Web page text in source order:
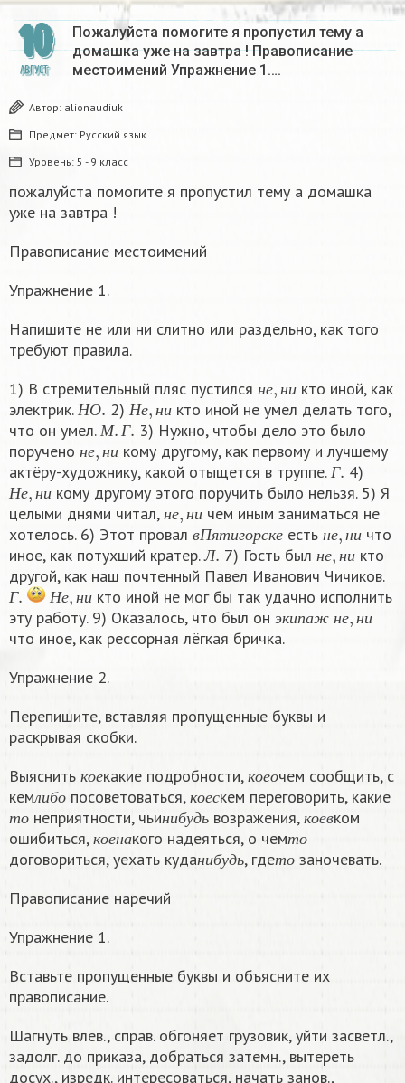
10
АВГУСТ
Пожалуйста помогите я пропустил тему а
домашка уже на завтра ! Правописание
местоимений Упражнение 1….
Автор: alionaudiuk
Предмет: Русский язык
Уровень: 5 - 9 класс
пожалуйста помогите я пропустил тему а домашка
уже на завтра !
Правописание местоимений
Упражнение 1.
Напишите не или ни слитно или раздельно, как того
требуют правила.
1) В стремительный пляс пустился
н е н и
кто иной, как
электрик.
Н О
НО. 2)Не н и
Не ни кто иной не умел делать того,
что он умел.
М Г
М.Г.
3) Нужно, чтобы дело это было
поручено
н е н и
не,ни кому другому, как первому и лучшему
актёру-художнику, какой отыщется в труппе.
Г
Г. 4)
Н е н и
Не,ни кому другому этого поручить было нельзя. 5) Я
целыми днями читал,
н е н и
не,ни чем иным заниматься не
хотелось. 6) Этот провал
в Пят и г о р с ке
вПяти горск еесть н е н и
н е,ни что
иное, как потухший кратер.Л
Л. 7) Гость былне н и
не,ни кто
другой, как наш почтенный Павел Иванович Чичиков.
Г
Г.
Н е н и
Не,ни кто иной не мог бы так удачно исполнить
эту работу. 9) Оказалось, что был он
э к и п а ж
экипа ж
н е н и
не,ни
что иное, как рессорная лёгкая бричка.
Упражнение 2.
Перепишите, вставляя пропущенные буквы и
раскрывая скобки.
Выяснить
к о е какие подробности, к о е о чем сообщить, с
кемл и б о
либ о посоветоваться, к о е
кое
с
скем переговорить, какие
т о
то неприятности, чьи н и б у д ь
нибудьвозражения, к о е
кое
в
вком
ошибиться,
к о е
кое
н а
накого надеяться, о чем т о
то
договориться, уехать куда н и б у д ь
нибудь, гдет о
то заночевать.
Правописание наречий
Упражнение 1.
Вставьте пропущенные буквы и объясните их
правописание.
Шагнуть влев., справ. обгоняет грузовик, уйти засветл.,
задолг. до приказа, добраться затемн., вытереть
досух., изредк. интересоваться, начать занов.,